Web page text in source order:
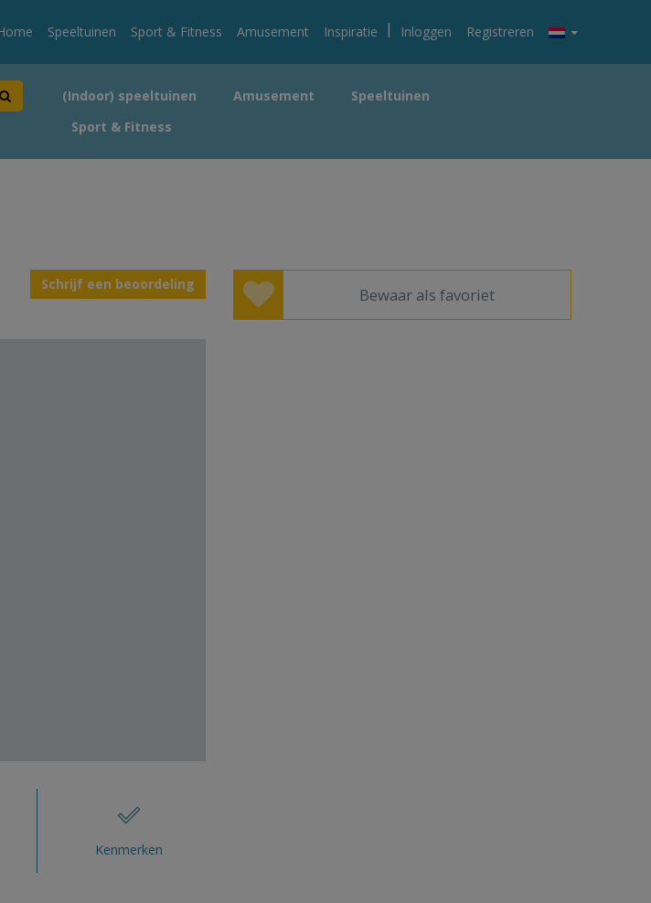
Speeltuinen Sport & Fitness Amusement Inspiratie | Inloggen Registreren
(Indoor) speeltuinen Amusement
Speeltuinen
Sport & Fitness
Schrijf een beoordeling
Bewaar als favoriet
Kenmerken